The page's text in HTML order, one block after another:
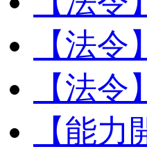
【法
【法
【能